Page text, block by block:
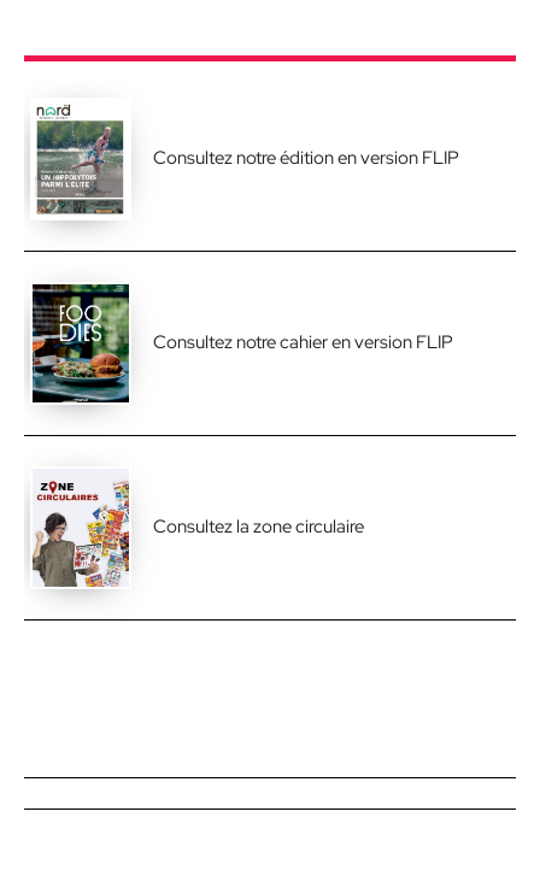
Consultez notre édition en version FLIP
Consultez notre cahier en version FLIP
Consultez la zone circulaire